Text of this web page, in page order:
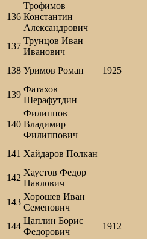
136
Трофимов
Константин
Александрович
137
Трунцов Иван
Иванович
138 Уримов Роман 1925
139
Фатахов
Шерафутдин
140
Филиппов
Владимир
Филиппович
141 Хайдаров Полкан
142
Хаустов Федор
Павлович
143
Хорошев Иван
Семенович
144
Цаплин Борис
Федорович
1912